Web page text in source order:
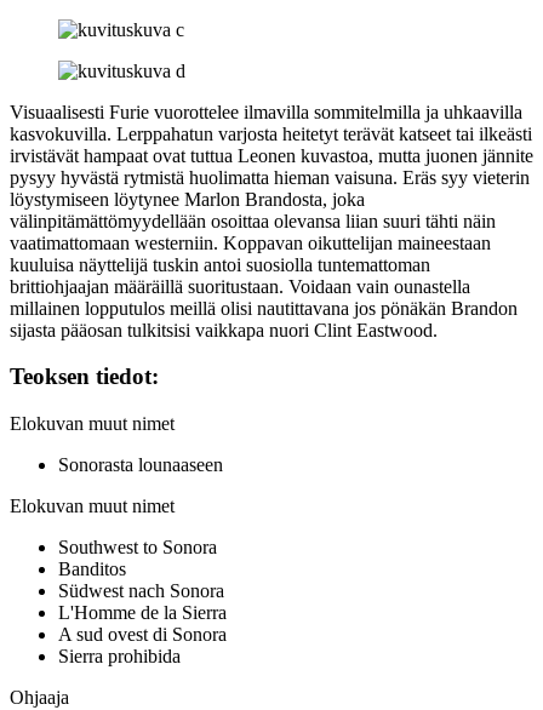
Visuaalisesti Furie vuorottelee ilmavilla sommitelmilla ja uhkaavilla
kasvokuvilla. Lerppahatun varjosta heitetyt terävät katseet tai ilkeästi
irvistävät hampaat ovat tuttua Leonen kuvastoa, mutta juonen jännite
pysyy hyvästä rytmistä huolimatta hieman vaisuna. Eräs syy vieterin
löystymiseen löytynee Marlon Brandosta, joka
välinpitämättömyydellään osoittaa olevansa liian suuri tähti näin
vaatimattomaan westerniin. Koppavan oikuttelijan maineestaan
kuuluisa näyttelijä tuskin antoi suosiolla tuntemattoman
brittiohjaajan määräillä suoritustaan. Voidaan vain ounastella
millainen lopputulos meillä olisi nautittavana jos pönäkän Brandon
sijasta pääosan tulkitsisi vaikkapa nuori Clint Eastwood.
Teoksen tiedot:
Elokuvan muut nimet
Sonorasta lounaaseen
Elokuvan muut nimet
Southwest to Sonora
Banditos
Südwest nach Sonora
L'Homme de la Sierra
A sud ovest di Sonora
Sierra prohibida
Ohjaaja